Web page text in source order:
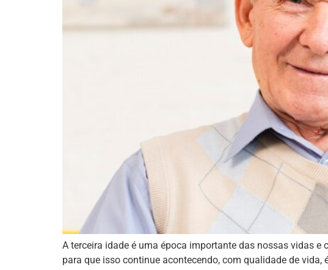
A terceira idade é uma época importante das nossas vidas
para que isso continue acontecendo, com qualidade de